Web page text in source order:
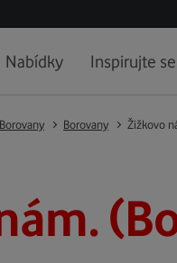
Nabídky Inspirujte se
Borovany Borovany Žižkovo